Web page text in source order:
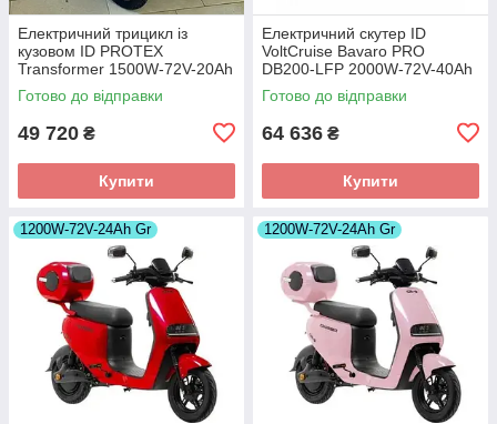
Електричний трицикл із
кузовом ID PROTEX
Transformer 1500W-72V-20Ah
LiFePO4 шини 10"/10"
Готово до відправки
49 720 ₴
Купити
Електричний скутер ID
VoltCruise Bavaro PRO
DB200-LFP 2000W-72V-40Ah
LiFePO4 шини 12"/12"
Готово до відправки
64 636 ₴
Купити
1200W-72V-24Ah Gr 1200W-72V-24Ah Gr